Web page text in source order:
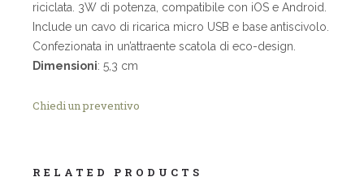
riciclata 3W di potenza, compatibile con iOS e Android
Include un cavo di ricarica micro USB e base antiscivolo.
Confezionata in un’attraente scatola di eco-design.
Dimensioni: 5 3 cm
Chiedi un preventivo
RELATED PRODUCTS